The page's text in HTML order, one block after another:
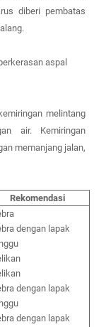
diberi pembatas
aspal
melintang
air. Kemiringan
memanjang jalan,
Rekomendasi
dengan lapak
dengan lapak
dengan lapak